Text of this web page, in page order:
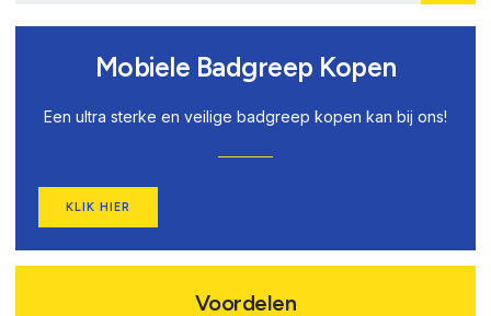
Mobiele Badgreep Kopen
Een ultra sterke en veilige badgreep kopen kan bij ons!
KLIK HIER
Voordelen